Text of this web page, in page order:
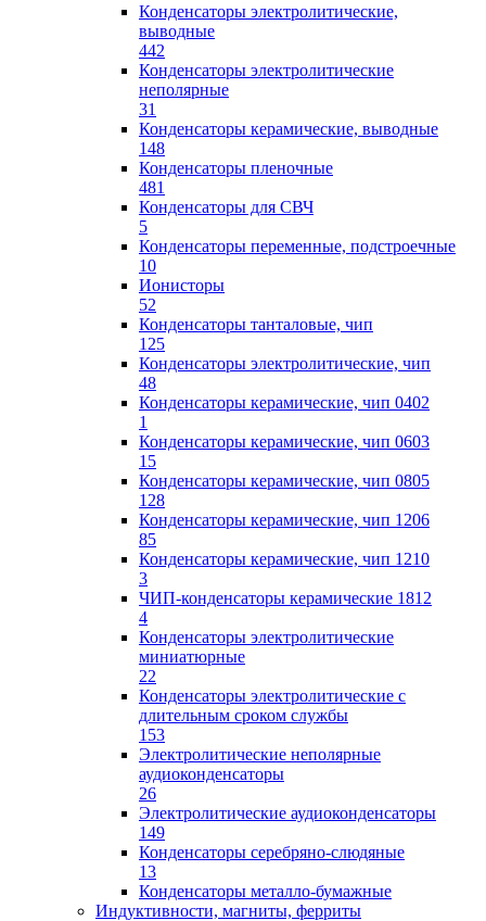
Конденсаторы электролитические,
выводные
442
Конденсаторы электролитические
неполярные
31
Конденсаторы керамические, выводные
148
Конденсаторы пленочные
481
Конденсаторы для СВЧ
5
Конденсаторы переменные, подстроечные
10
Ионисторы
52
Конденсаторы танталовые, чип
125
Конденсаторы электролитические, чип
48
Конденсаторы керамические, чип 0402
1
Конденсаторы керамические, чип 0603
15
Конденсаторы керамические, чип 0805
128
Конденсаторы керамические, чип 1206
85
Конденсаторы керамические, чип 1210
3
ЧИП-конденсаторы керамические 1812
4
Конденсаторы электролитические
миниатюрные
22
Конденсаторы электролитические с
длительным сроком службы
153
Электролитические неполярные
аудиоконденсаторы
26
Электролитические аудиоконденсаторы
149
Конденсаторы серебряно-слюдяные
13
Конденсаторы металло-бумажные
Индуктивности, магниты, ферриты